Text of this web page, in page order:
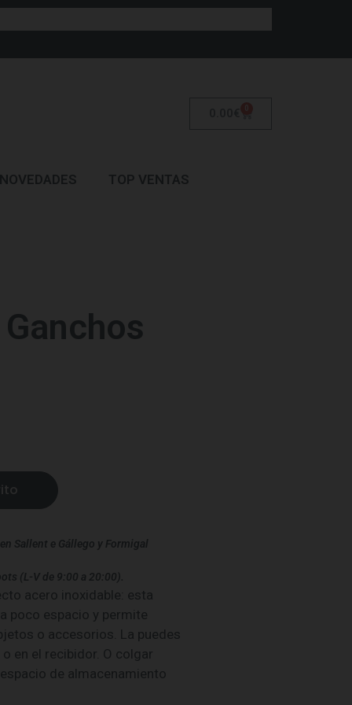
NOVEDADES TOP VENTAS
Sallent e Gállego y Formigal
(L-V de 9:00 a 20:00).
acero inoxidable: esta
poco espacio y permite
o accesorios. La puedes
en el recibidor. O colgar
de almacenamiento